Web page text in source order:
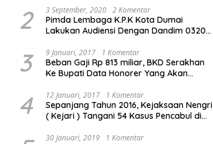
2 3 September, 2020 2 Komentar
Pimda Lembaga K.P.K Kota Dumai
Lakukan Audiensi Dengan Dandim 0320
3 9 Januari, 2017 1 Komentar
Beban Gaji Rp 813 miliar, BKD Serakhan
Ke Bupati Data Honorer Yang Akan
4 12 Januari, 2017 1 Komentar
Sepanjang Tahun 2016, Kejaksaan Nengri
( Kejari ) Tangani 54 Kasus Pencabul di
30 Januari, 2019 1 Komentar